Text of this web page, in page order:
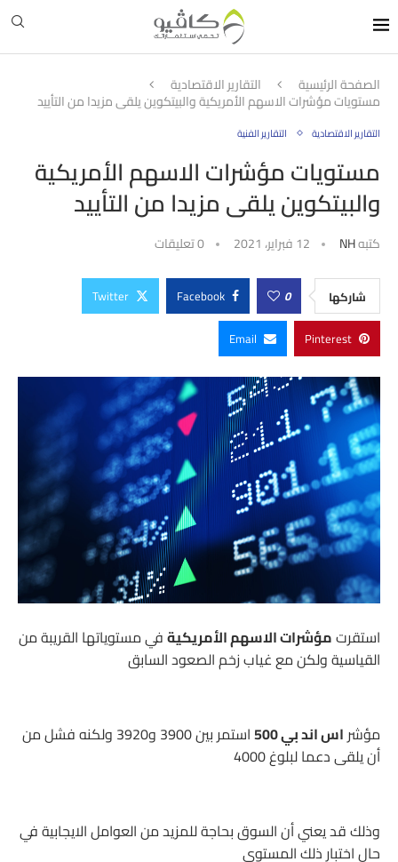
الصفحة الرئيسية التقارير الاقتصادية
مستويات مؤشرات الاسهم الأمريكية والبيتكوين يلقى مزيدا من التأييد
التقارير الاقتصادية التقارير الفنية
مستويات مؤشرات الاسهم الأمريكية
والبيتكوين يلقى مزيدا من التأييد
كتبهNH 12 فبراير، 2021 0 تعليقات
شاركها 0
Facebook
Twitter
Pinterest
Email
استقرتمؤشرات الاسهم الأمريكيةفي مستوياتها القريبة من
القياسية ولكن مع غياب زخم الصعود السابق
مؤشر اس اند بي 500
استمر بين 3900 و3920 ولكنه فشل من
أن يلقى دعما لبلوغ 4000
وذلك قد يعني أن السوق بحاجة للمزيد من العوامل الايجابية في
حال اختبار ذلك المستوى